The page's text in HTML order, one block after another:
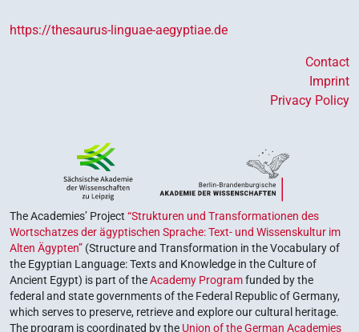
https://thesaurus-linguae-aegyptiae.de
Contact
Imprint
Privacy Policy
The Academies’ Project “Strukturen und Transformationen des
Wortschatzes der ägyptischen Sprache: Text- und Wissenskultur im
Alten Ägypten” (Structure and Transformation in the Vocabulary of
the Egyptian Language: Texts and Knowledge in the Culture of
Ancient Egypt) is part of theAcademy Programfunded by the
federal and state governments of the Federal Republic of Germany,
which serves to preserve, retrieve and explore our cultural heritage.
The program is coordinated by the Union of the German Academies